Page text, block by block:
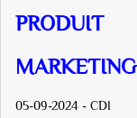
PRODUIT
MARKETING
05-09-2024 - CDI